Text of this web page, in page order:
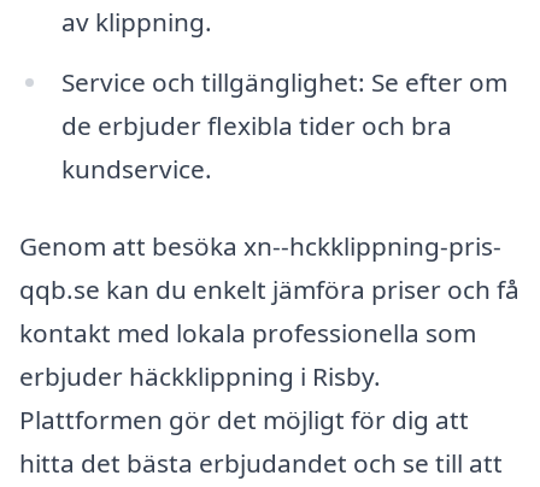
av klippning.
Service och tillgänglighet: Se efter om
de erbjuder flexibla tider och bra
kundservice.
Genom att besöka xn--hckklippning-pris-
qqb.se kan du enkelt jämföra priser och få
kontakt med lokala professionella som
erbjuder häckklippning i Risby.
Plattformen gör det möjligt för dig att
hitta det bästa erbjudandet och se till att